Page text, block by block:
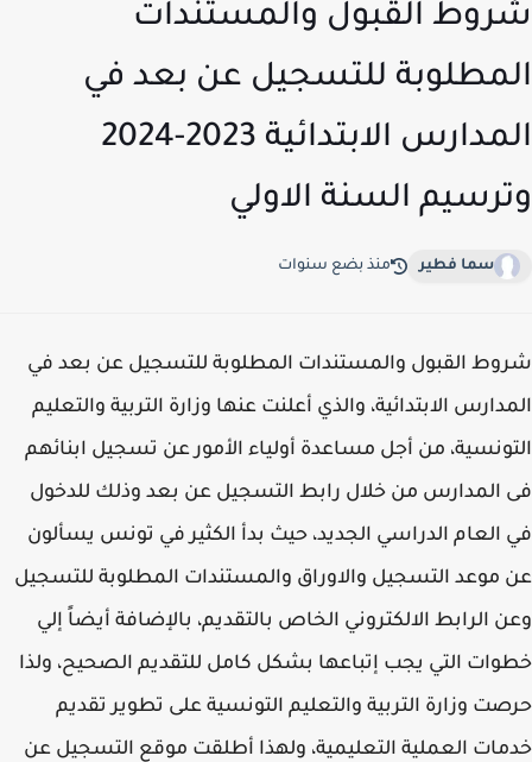
القبول والمستندات
للتسجيل عن بعد في
المدارس الابتدائية 2023-2024
السنة الاولي
سما فطير منذ بضع سنوات
القبول والمستندات المطلوبة للتسجيل عن بعد في
الابتدائية، والذي أعلنت عنها وزارة التربية والتعليم
من أجل مساعدة أولياء الأمور عن تسجيل ابنائهم
المدارس من خلال رابط التسجيل عن بعد وذلك للدخول
العام الدراسي الجديد، حيث بدأ الكثير في تونس يسألون
موعد التسجيل والاوراق والمستندات المطلوبة للتسجيل
الرابط الالكتروني الخاص بالتقديم، بالإضافة أيضاً إلي
التي يجب إتباعها بشكل كامل للتقديم الصحيح، ولذا
وزارة التربية والتعليم التونسية على تطوير تقديم
العملية التعليمية، ولهذا أطلقت موقع التسجيل عن